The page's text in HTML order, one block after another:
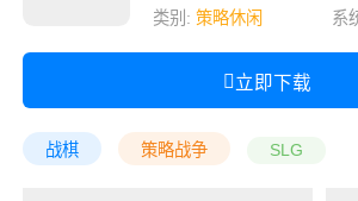
类别: 策略休闲 系
立即下载
战棋 策略战争 SLG